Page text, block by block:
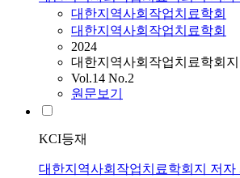
대한지역사회작업치료학회
대한지역사회작업치료학회
2024
대한지역사회작업치료학회지
Vol.14 No.2
원문보기
KCI등재
대한지역사회작업치료학회지 저자